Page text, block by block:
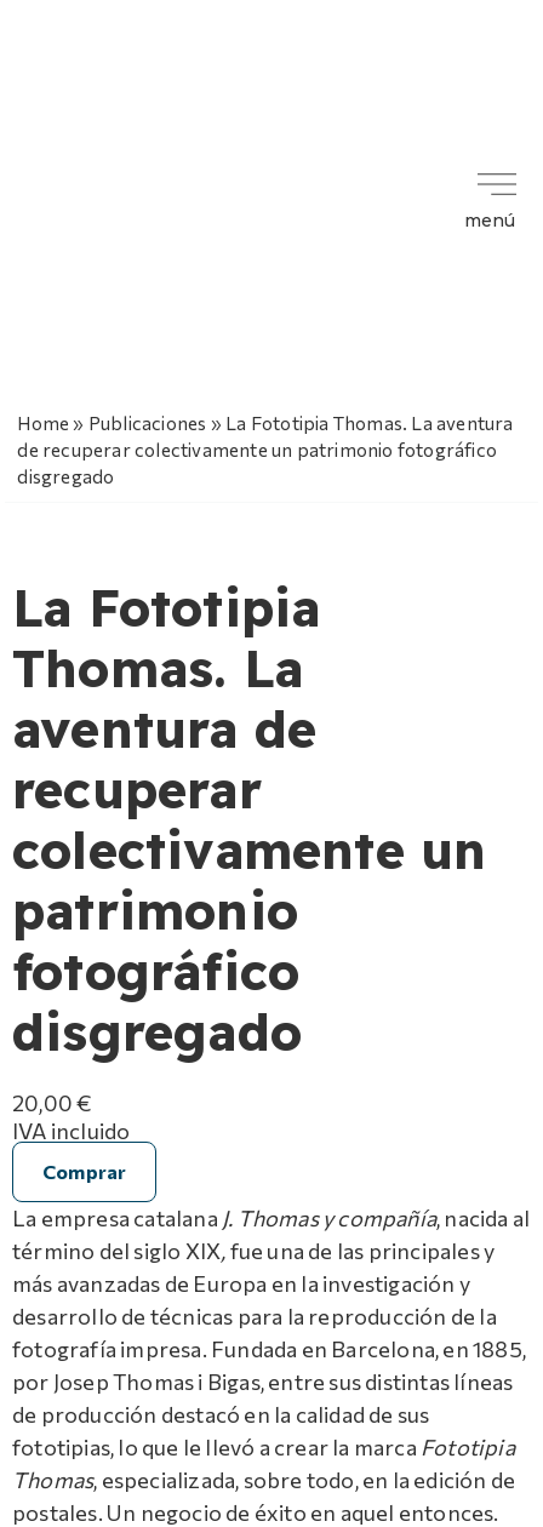
menú
Home » Publicaciones » La Fototipia Thomas. La aventura
de recuperar colectivamente un patrimonio fotográfico
disgregado
La Fototipia
Thomas. La
aventura de
recuperar
colectivamente un
patrimonio
fotográfico
disgregado
20,00 €
IVA incluido
Comprar
La empresa catalana J. Thomas y compañía, nacida al
término del siglo XIX,fue una de las principales y
más avanzadas de Europa en la investigación y
desarrollo de técnicas para la reproducción de la
fotografía impresa. Fundada en Barcelona, en 1885,
por Josep Thomas i Bigas, entre sus distintas líneas
de producción destacó en la calidad de sus
fototipias, lo que le llevó a crear la marca Fototipia
Thomas, especializada, sobre todo, en la edición de
postales. Un negocio de éxito en aquel entonces.